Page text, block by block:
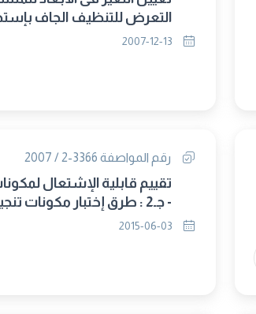
التعرض للتنظيف الجاف
بيركلورو - ايثيلين (الطريقة
رقم المواصفة 3366-2 / 2007
تقييم قابلية الإشتعال
- جـ2 : طرق إختبار مكونات تنجيد الأثاث.